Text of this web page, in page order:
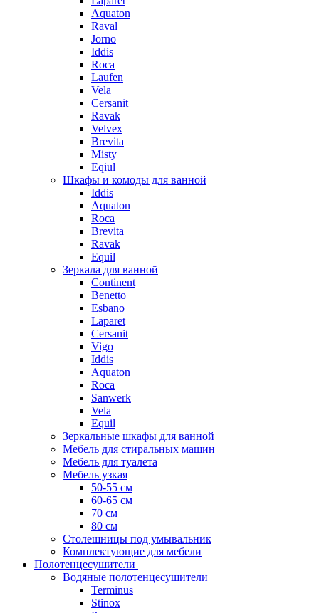
Aquaton
Raval
Jorno
Iddis
Roca
Laufen
Vela
Cersanit
Ravak
Velvex
Brevita
Misty
Eqiul
Шкафы и комоды для ванной
Iddis
Aquaton
Roca
Brevita
Ravak
Equil
Зеркала для ванной
Continent
Benetto
Esbano
Laparet
Cersanit
Vigo
Iddis
Aquaton
Roca
Sanwerk
Vela
Equil
Зеркальные шкафы для ванной
Мебель для стиральных машин
Мебель для туалета
Мебель узкая
50-55 см
60-65 см
70 см
80 см
Столешницы под умывальник
Комплектующие для мебели
Полотенцесушители
Водяные полотенцесушители
Terminus
Stinox